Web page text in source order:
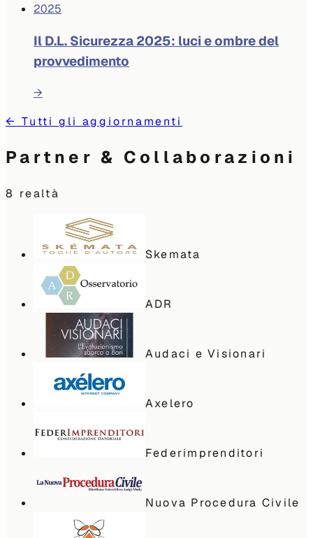
2025
Il D.L. Sicurezza 2025: luci e ombre del
provvedimento
→
← Tutti gli aggiornamenti
Partner & Collaborazioni
8 realtà
Skemata
ADR
Audaci e Visionari
Axelero
Federimprenditori
Nuova Procedura Civile